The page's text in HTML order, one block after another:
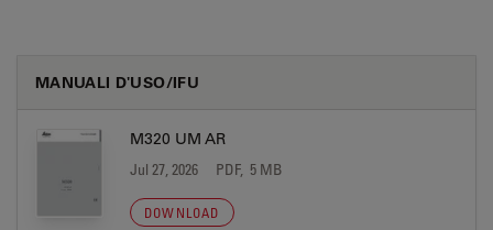
MANUALI D'USO/IFU
M320 UM AR
Jul 27, 2026 PDF, 5 MB
DOWNLOAD